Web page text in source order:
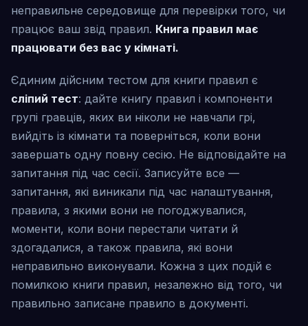
неправильне середовище для перевірки того, чи
працює ваш звід правил. Книга правил має
працювати без вас у кімнаті.
Єдиним дійсним тестом для книги правил є
сліпий тест: дайте книгу правил і компоненти
групі гравців, яких ви ніколи не навчали грі,
вийдіть із кімнати та поверніться, коли вони
завершать одну повну сесію. Не відповідайте на
запитання під час сесії. Записуйте все —
запитання, які виникали під час налаштування,
правила, з якими вони не погоджувалися,
моменти, коли вони перестали читати й
здогадалися, а також правила, які вони
неправильно виконували. Кожна з цих подій є
помилкою книги правил, незалежно від того, чи
правильно записане правило в документі.